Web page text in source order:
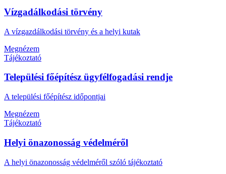
Vízgadálkodási törvény
A vízgazdálkodási törvény és a helyi kutak
Megnézem
Tájékoztató
Települési főépítész ügyfélfogadási rendje
A települési főépítész időpontjai
Megnézem
Tájékoztató
Helyi önazonosság védelméről
A helyi önazonosság védelméről szóló tájékoztató